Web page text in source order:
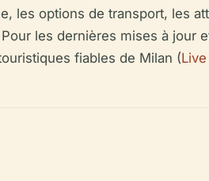
les options de transport, les
les dernières mises à jour
fiables de Milan (